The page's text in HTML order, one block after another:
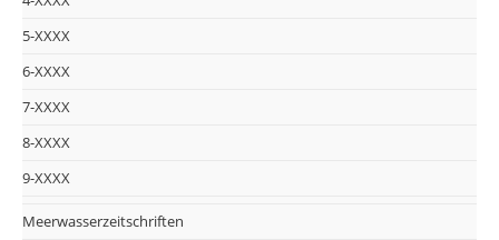
5-XXXX
6-XXXX
7-XXXX
8-XXXX
9-XXXX
Meerwasserzeitschriften